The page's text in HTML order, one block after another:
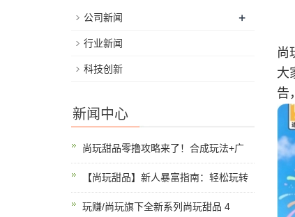
尚
大
告
公司新闻 +
行业新闻
科技创新
新闻中心
尚玩甜品零撸攻略来了！合成玩法+广
【尚玩甜品】新人暴富指南：轻松玩转
玩赚/尚玩旗下全新系列尚玩甜品 4